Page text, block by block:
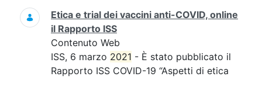
Etica e trial dei vaccini anti-COVID, online
il Rapporto ISS
Contenuto Web
ISS, 6 marzo 2021 - È stato pubblicato il
Rapporto ISS COVID-19 “Aspetti di etica